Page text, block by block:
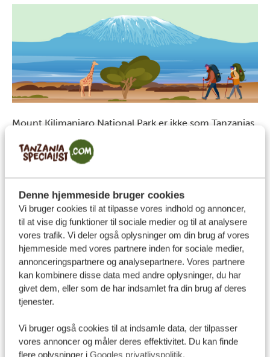
Denne hjemmeside bruger cookies
Vi bruger cookies til at tilpasse vores indhold og annoncer,
til at vise dig funktioner til sociale medier og til at analysere
vores trafik. Vi deler også oplysninger om din brug af vores
hjemmeside med vores partnere inden for sociale medier,
annonceringspartnere og analysepartnere. Vores partnere
kan kombinere disse data med andre oplysninger, du har
givet dem, eller som de har indsamlet fra din brug af deres
tjenester.
Vi bruger også cookies til at indsamle data, der tilpasser
vores annoncer og måler deres effektivitet. Du kan finde
flere oplysninger i Googles privatlivspolitik.
Mount Kilimanjaro National Park er ikke som Tanzanias
andre nationalparker. På denne tur er det ikke
dyrelivet, der er i fokus – attraktionen er at bestige
toppen, er udsigten ud over vildmarken et syn for
guder.
Tag på safari i Serengeti National Park